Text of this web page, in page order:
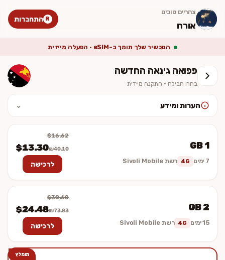
צהריים טובים
אורח
R התחברות
המכשיר שלך תומך ב-eSIM · הפעלה מיידית
פפואה גינאה החדשה
בחרו חבילה · התקנה מיידית
הערות ומידע ⌄
1 GB
7 ימים 4G רשת Sivoli Mobile
$16.62
$13.30₪40.10
לרכישה
2 GB
15 ימים 4G רשת Sivoli Mobile
$30.60
$24.48₪73.83
לרכישה
מומלץ